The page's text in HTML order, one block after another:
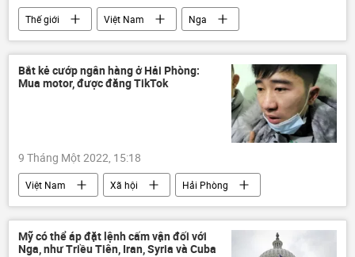
Thế giới Việt Nam
Nga
Algeria
Kinh tế
Hợp tác Nga-Việt
SNG
Kinh doanh
Bắt kẻ cướp ngân hàng ở Hải Phòng:
Mua motor, được đăng TikTok
9 Tháng Một 2022, 15:18
Việt Nam Xã hội
Hải Phòng
Vietcombank
Pháp luật TikTok
Mỹ có thể áp đặt lệnh cấm vận đối với
Nga, như Triều Tiên, Iran, Syria và Cuba